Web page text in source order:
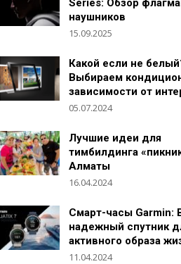
Series: Обзор
наушников
15.09.2025
Какой если не
Выбираем
зависимости от
05.07.2024
Лучшие идеи для
тимбилдинга
Алматы
16.04.2024
Смарт-часы Garmin:
надежный спутник
активного образа
11.04.2024